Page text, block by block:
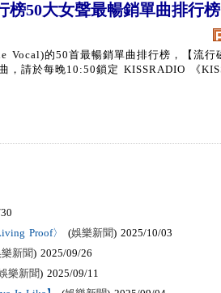
榜50大女聲最暢銷單曲排行榜
Vocal)的50首最暢銷單曲排行榜，【流行
，請於每晚10:50鎖定 KISSRADIO 《
Proof〉
(娛樂新聞) 2025/10/03
新聞) 2025/09/26
樂新聞) 2025/09/11